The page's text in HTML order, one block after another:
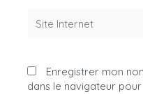
Internet
Enregistrer mon
dans le navigateur